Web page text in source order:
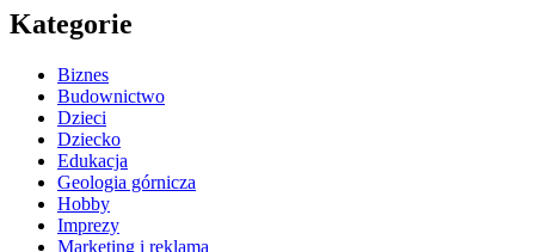
Kategorie
Biznes
Budownictwo
Dzieci
Dziecko
Edukacja
Geologia górnicza
Hobby
Imprezy
Marketing i reklama